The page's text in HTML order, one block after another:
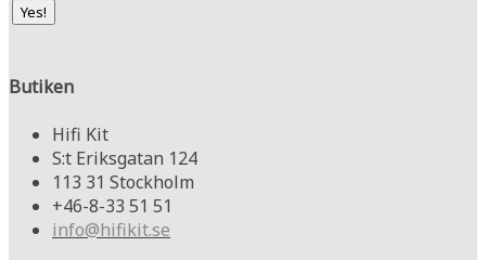
Butiken
Hifi Kit
S:t Eriksgatan 124
113 31 Stockholm
+46-8-33 51 51
info@hifikit.se